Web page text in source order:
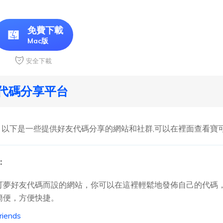
免費下載
Mac版
安全下載
碼分享平台
下是一些提供好友代碼分享的網站和社群,可以在裡面查看
好友代碼而設的網站，你可以在這裡輕鬆地發佈自己的代碼
，方便快捷。